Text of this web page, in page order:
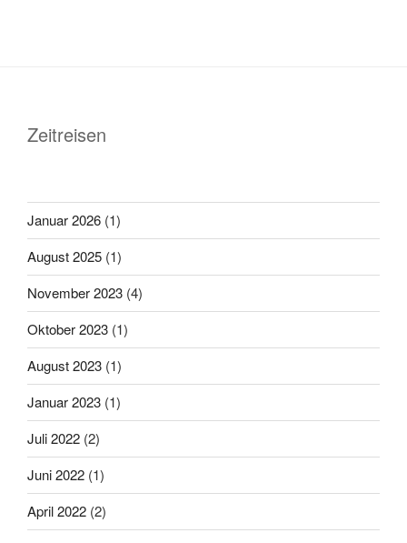
Zeitreisen
Januar 2026 (1)
August 2025 (1)
November 2023 (4)
Oktober 2023 (1)
August 2023 (1)
Januar 2023 (1)
Juli 2022 (2)
Juni 2022 (1)
April 2022 (2)